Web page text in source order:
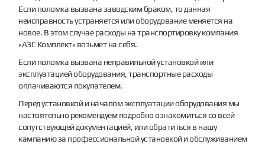
Если поломка вызвана заводским браком, то данная
неисправность устраняется или оборудование меняется на
новое. В этом случае расходы на транспортировку компания
«АЗС Комплект» возьмет на себя.
Если поломка вызвана неправильной установкой или
эксплуатацией оборудования, транспортные расходы
оплачиваются покупателем.
Перед установкой и началом эксплуатации оборудования мы
настоятельно рекомендуем подробно ознакомиться со всей
сопутствующей документацией, или обратиться в нашу
кампанию за профессиональной установкой и обслуживанием